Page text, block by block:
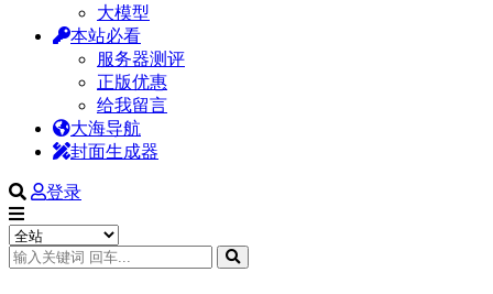
大模型
本站必看
服务器测评
正版优惠
给我留言
大海导航
封面生成器
登录